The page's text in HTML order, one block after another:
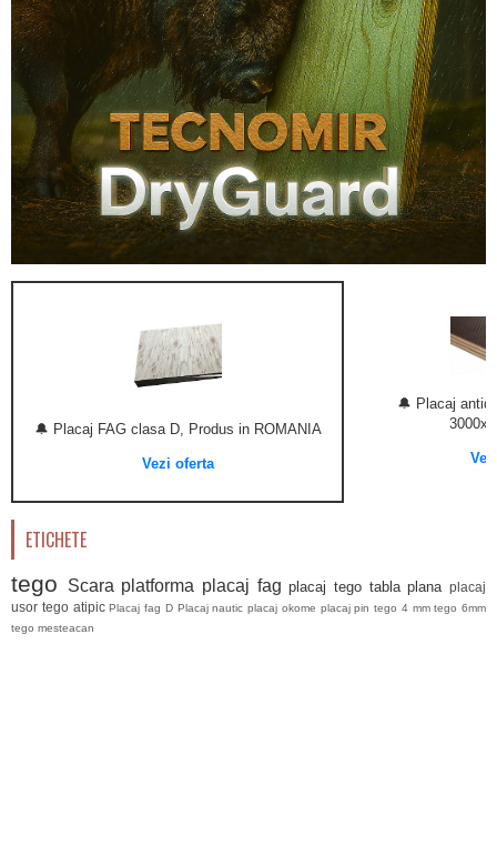
🔔 Placaj FAG clasa D, Produs in ROMANIA
Vezi oferta
🔔 Placaj
ETICHETE
tego Scara platforma placaj fag placaj tego tabla plana placaj
usor tego atipic Placaj fag D Placaj nautic placaj okome placaj pin tego 4 mm tego 6mm
tego mesteacan